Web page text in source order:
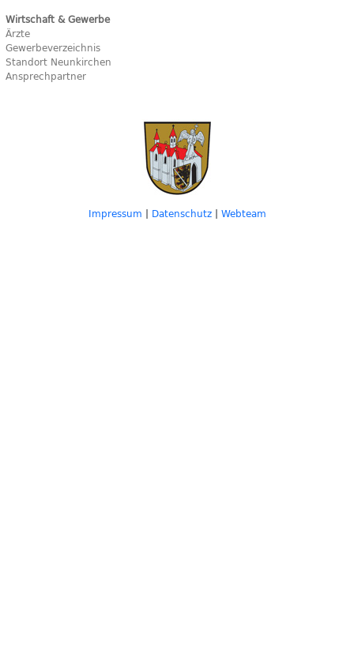
Wirtschaft & Gewerbe
Ärzte
Gewerbeverzeichnis
Standort Neunkirchen
Ansprechpartner
Impressum | Datenschutz| Webteam